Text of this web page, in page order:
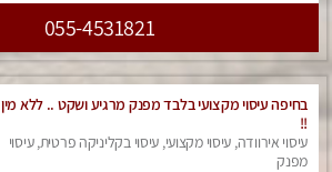
055-4531821
בחיפה עיסוי מקצועי בלבד מפנק מרגיע ושקט .. ללא מין
!!
עיסוי אירוודה, עיסוי מקצועי, עיסוי בקליניקה פרטית, עיסוי
מפנק